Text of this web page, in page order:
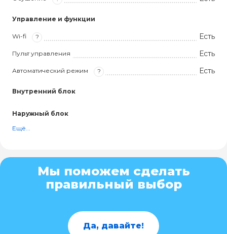
Управление и функции
Wi-fi ? Есть
Пульт управления Есть
Автоматический режим ? Есть
Внутренний блок
Наружный блок
Ещё...
Мы поможем сделать
правильный выбор
Да, давайте!